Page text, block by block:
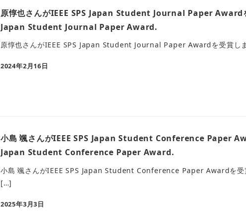
原惇也さんがIEEE SPS Japan Student Journal Paper
Japan Student Journal Paper Award.
原惇也さんがIEEE SPS Japan Student Journal Paper Awardを受賞
2024年2月16日
小島 颯さんがIEEE SPS Japan Student Conference Paper
Japan Student Conference Paper Award.
小島 颯さんがIEEE SPS Japan Student Conference Paper Awardを
[…]
2025年3月3日